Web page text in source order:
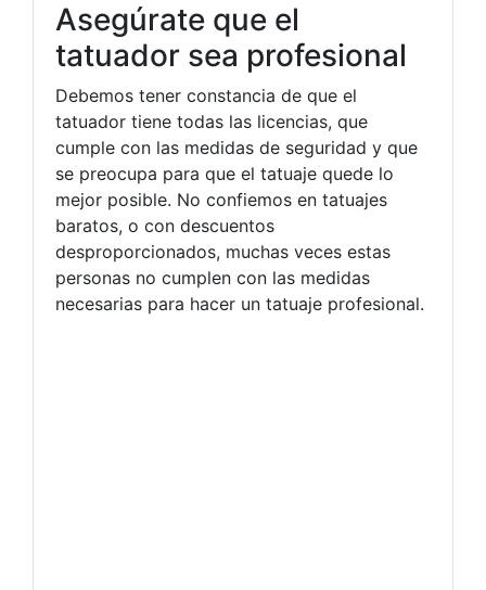
Asegúrate que el
tatuador sea profesional
Debemos tener constancia de que el
tatuador tiene todas las licencias, que
cumple con las medidas de seguridad y que
se preocupa para que el tatuaje quede lo
mejor posible. No confiemos en tatuajes
baratos, o con descuentos
desproporcionados, muchas veces estas
personas no cumplen con las medidas
necesarias para hacer un tatuaje profesional.